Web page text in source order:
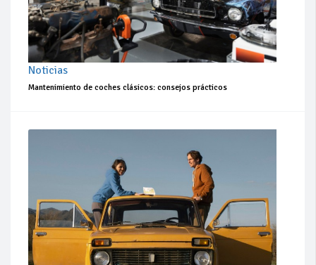
Noticias
Mantenimiento de coches clásicos: consejos prácticos